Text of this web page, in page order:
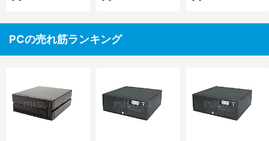
PCの売れ筋ランキング